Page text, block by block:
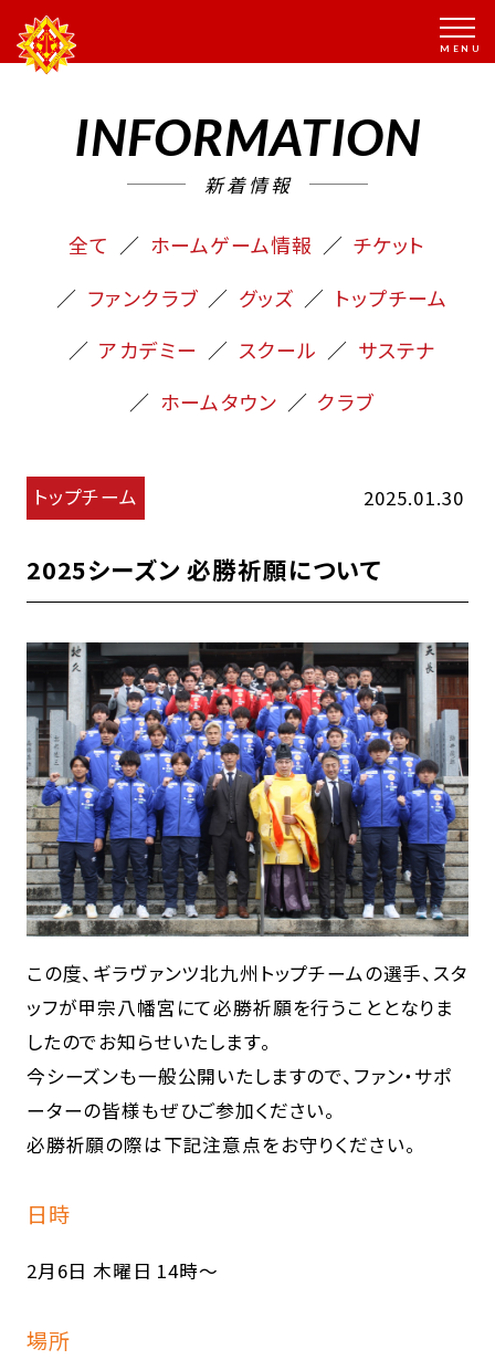
INFORMATION
新着情報
全て ホームゲーム情報
チケット
ファンクラブ
グッズ
トップチーム
アカデミー
スクール
サステナ
ホームタウン
クラブ
トップチーム 2025.01.30
2025シーズン 必勝祈願について
この度、ギラヴァンツ北九州トップチームの選手、スタ
ッフが甲宗八幡宮にて必勝祈願を行うこととなりま
したのでお知らせいたします。
今シーズンも一般公開いたしますので、ファン・サポ
ーターの皆様もぜひご参加ください。
必勝祈願の際は下記注意点をお守りください。
日時
2月6日 木曜日 14時〜
場所